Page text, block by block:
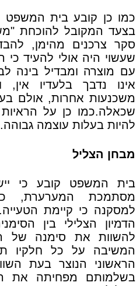
כמו כן קובע בית
בצעד המקובל להוכחת
סקר צרכנים מהימן,
שעשוי היה אולי להעיד
עם מוצרה ומבדיל בינה
אינו נדבך בלעדיו אין,
משכנעות אחרות, אולם
שכאלה.כמו כן על הראיות
להיות בעלות עוצמה גבוהה.
מבחן הצליל
בית המשפט קובע כי
מסתמכת המערערת,
למסקנה כי קיימת
הדמיון הצלילי בין
להשוות את סימנה של
המשיבה על כל חלקיו
הראשוני הנוצר בעת
בשלמותם מפחיתה את